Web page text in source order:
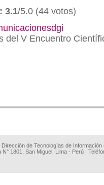
3.1/5.0 (44 votos)
del V Encuentro
de Tecnologías de
N° 1801, San Miguel, Lima - Perú |